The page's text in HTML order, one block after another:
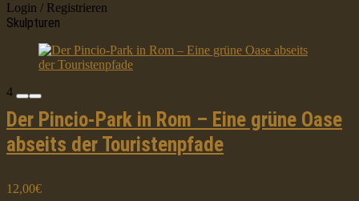
Login / Registrieren
Skulpturen
4
Der Pincio-Park in Rom – Eine grüne Oase
abseits der Touristenpfade
12,00€